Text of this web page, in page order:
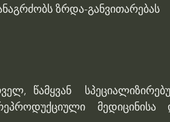
ზრდა-განვითარებას
წამყვან
მედიცინისა